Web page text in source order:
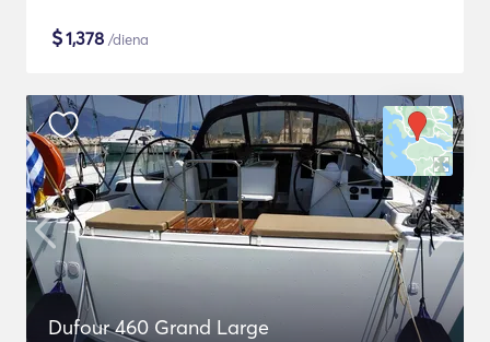
$1,378 /diena
Dufour 460 Grand Large